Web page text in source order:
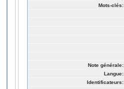
Mots-clés:
Note générale:
Langue:
Identificateurs: